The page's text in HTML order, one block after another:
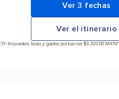
Ver 3 fechas
Ver el itinerario
+ Impuestos, tasas y gastos portuarios $3,320.00 MXN*